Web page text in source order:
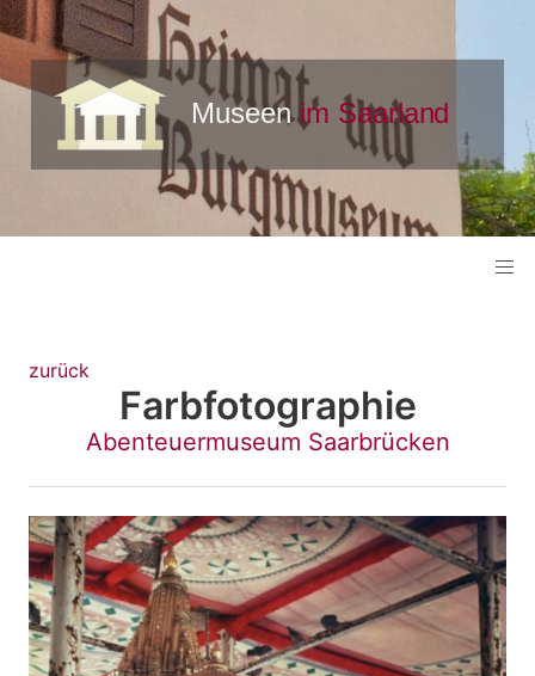
zurück
Farbfotographie
Abenteuermuseum Saarbrücken